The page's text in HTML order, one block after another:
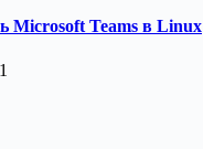
Microsoft Teams в Linux